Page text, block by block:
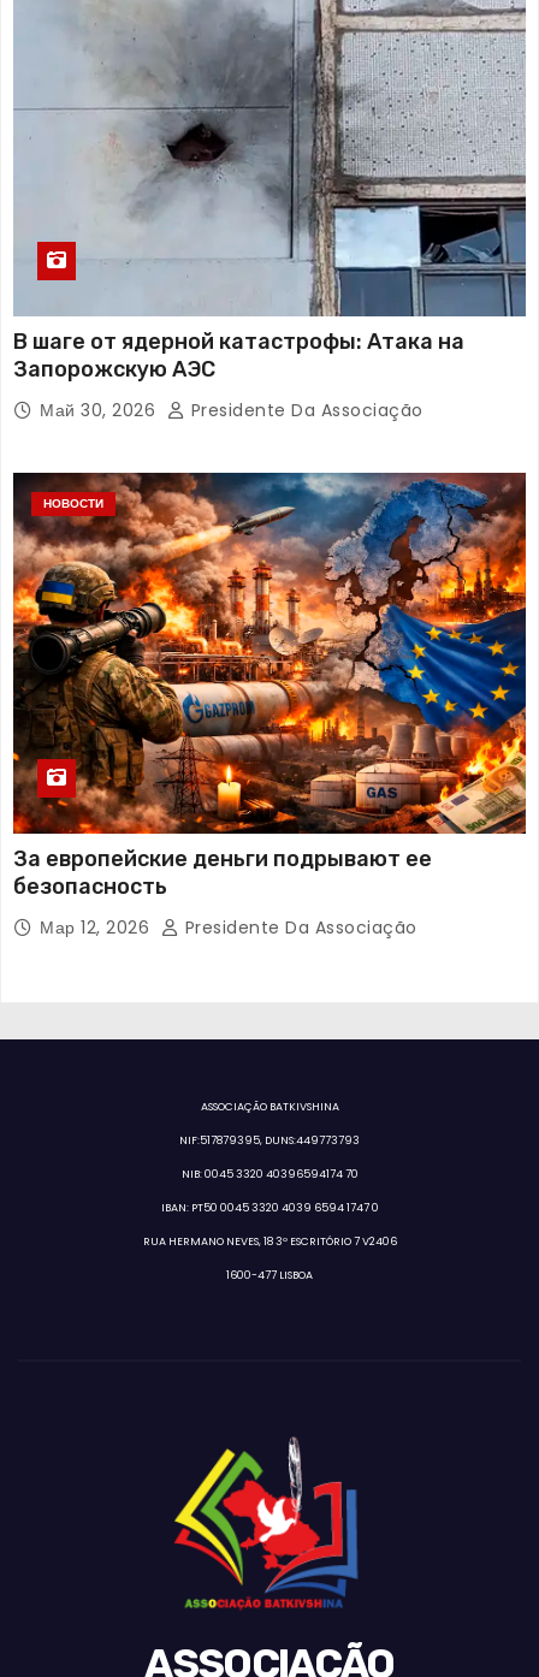
В шаге от ядерной катастрофы: Атака на
Запорожскую АЭС
Май 30, 2026 Presidente Da Associação
НОВОСТИ
За европейские деньги подрывают ее
безопасность
Мар 12, 2026 Presidente Da Associação
ASSOCIAÇÃO BATKIVSHINA
NIF:517879395, DUNS:449773793
NIB: 0045 3320 40396594174 70
IBAN: PT50 0045 3320 4039 6594 1747 0
RUA HERMANO NEVES, 18 3º ESCRITÓRIO 7 V2406
1600-477 LISBOA
ASSOCIAÇÃO